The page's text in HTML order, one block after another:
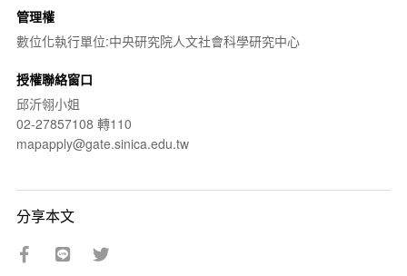
管理權
數位化執行單位:中央研究院人文社會科學研究中心
授權聯絡窗口
邱沂翎小姐
02-27857108 轉110
mapapply@gate.sinica.edu.tw
分享本文